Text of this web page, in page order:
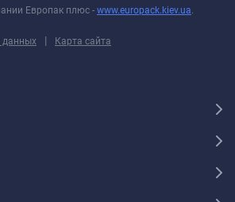
Европак плюс - www.europack.kiev.ua.
данных | Карта сайта